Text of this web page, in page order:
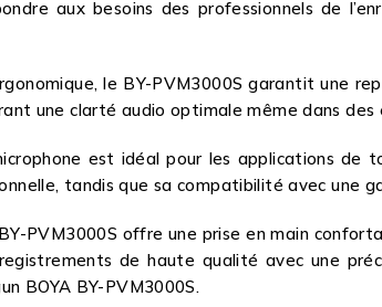
aux besoins des professionnels de
le BY-PVM3000S garantit une
une clarté audio optimale même dans des
est idéal pour les applications de
tandis que sa compatibilité avec une
PVM3000S offre une prise en main
de haute qualité avec une
BOYA BY-PVM3000S.